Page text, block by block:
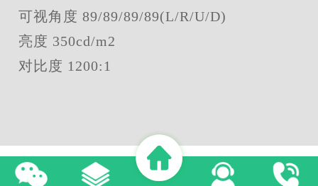
可视角度 89/89/89/89(L/R/U/D)
亮度 350cd/m2
对比度 1200:1